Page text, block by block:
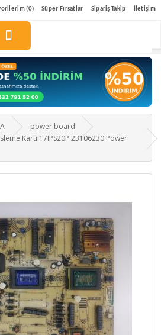
(0) Süper Fırsatlar Sipariş Takip İletişim
power board
Kartı 17IPS20P 23106230 Power